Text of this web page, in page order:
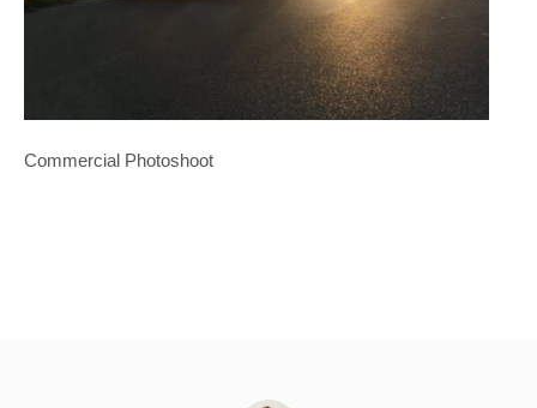
Commercial Photoshoot